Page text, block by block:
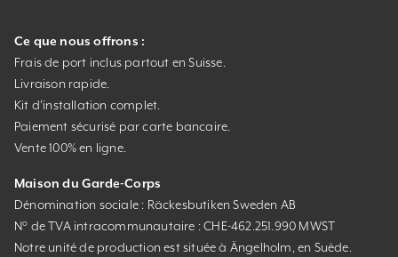
Ce que nous offrons :
Frais de port inclus partout en Suisse.
Livraison rapide.
Kit d’installation complet.
Paiement sécurisé par carte bancaire.
Vente 100% en ligne.
Maison du Garde-Corps
Dénomination sociale : Räckesbutiken Sweden AB
N° de TVA intracommunautaire : CHE-462.251.990 MWST
Notre unité de production est située à Ängelholm, en Suède.